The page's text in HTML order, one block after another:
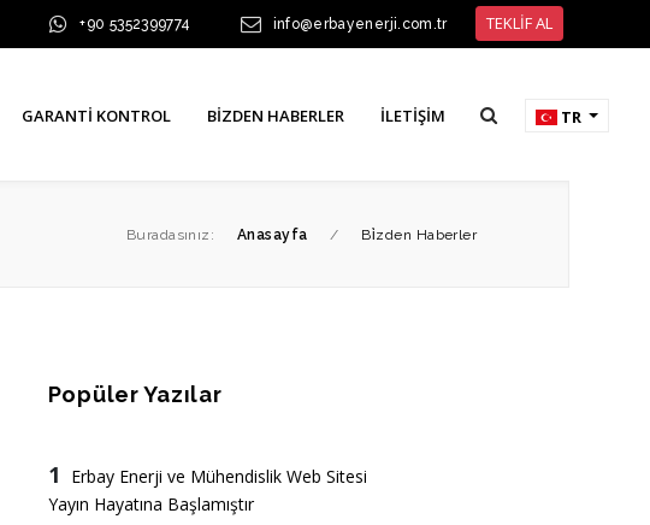
+90 5352399774 info@erbayenerji.com.tr TEKLİF AL
GARANTI KONTROL BIZDEN HABERLER İLETIŞIM TR
Buradasınız: Anasayfa / Bi̇zden Haberler
Popüler Yazılar
1
Erbay Enerji ve Mühendislik Web Sitesi
Yayın Hayatına Başlamıştır